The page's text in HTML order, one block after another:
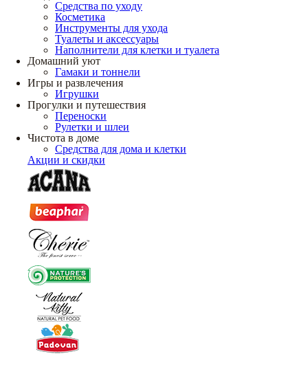
Средства по уходу
Косметика
Инструменты для ухода
Туалеты и аксессуары
Наполнители для клетки и туалета
Домашний уют
Гамаки и тоннели
Игры и развлечения
Игрушки
Прогулки и путешествия
Переноски
Рулетки и шлеи
Чистота в доме
Средства для дома и клетки
Акции и скидки